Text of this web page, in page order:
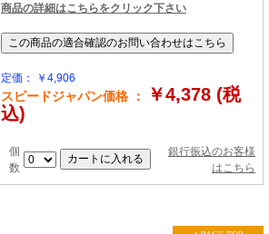
商品の詳細はこちらをクリック下さい
定価： ￥4,906
スピードジャパン価格 ：
￥4,378 (税
込)
個
数
銀行振込のお客様
はこちら